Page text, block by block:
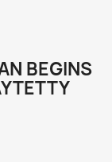
BEGINS